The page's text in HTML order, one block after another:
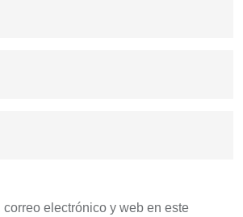
correo electrónico y web en este